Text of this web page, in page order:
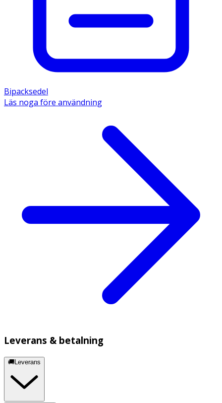
Bipacksedel
Läs noga före användning
Leverans & betalning
🚚Leverans